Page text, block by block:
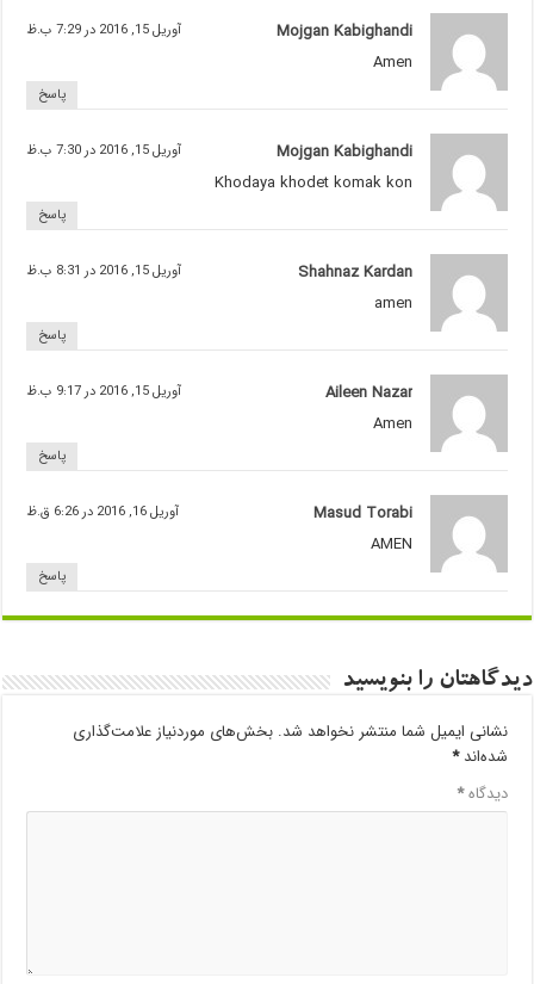
Mojgan Kabighandi آوریل 15, 2016 در 7:29 ب.ظ
Amen
پاسخ
Mojgan Kabighandi آوریل 15, 2016 در 7:30 ب.ظ
Khodaya khodet komak kon
پاسخ
Shahnaz Kardan آوریل 15, 2016 در 8:31 ب.ظ
amen
پاسخ
Aileen Nazar آوریل 15, 2016 در 9:17 ب.ظ
Amen
پاسخ
Masud Torabi آوریل 16, 2016 در 6:26 ق.ظ
AMEN
پاسخ
دیدگاهتان را بنویسید
نشانی ایمیل شما منتشر نخواهد شد. بخش‌های موردنیاز علامت‌گذاری
شده‌اند*
دیدگاه*